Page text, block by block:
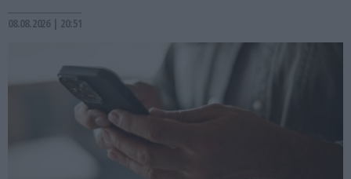
08.08.2026 | 20:51